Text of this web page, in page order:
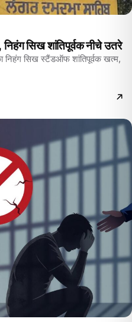
सिख शांतिपूर्वक नीचे उतरे
निहंग सिख स्टैंडऑफ शांतिपूर्वक खत्म,